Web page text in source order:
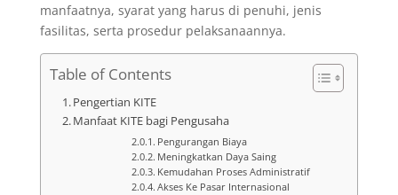
manfaatnya, syarat yang harus di penuhi, jenis
fasilitas, serta prosedur pelaksanaannya.
Table of Contents
Pengertian KITE
Manfaat KITE bagi Pengusaha
Pengurangan Biaya
Meningkatkan Daya Saing
Kemudahan Proses Administratif
Akses Ke Pasar Internasional